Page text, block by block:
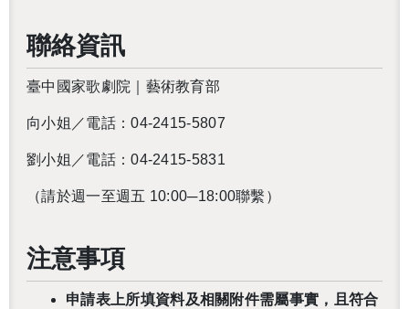
聯絡資訊
臺中國家歌劇院｜藝術教育部
向小姐／電話：04-2415-5807
劉小姐／電話：04-2415-5831
（請於週一至週五 10:00─18:00聯繫）
注意事項
申請表上所填資料及相關附件需屬事實，且符合